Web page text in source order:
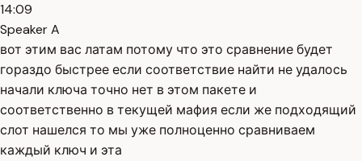
14:09
Speaker A
вот этим вас латам потому что это сравнение будет
гораздо быстрее если соответствие найти не удалось
начали ключа точно нет в этом пакете и
соответственно в текущей мафия если же подходящий
слот нашелся то мы уже полноценно сравниваем
каждый ключ и эта